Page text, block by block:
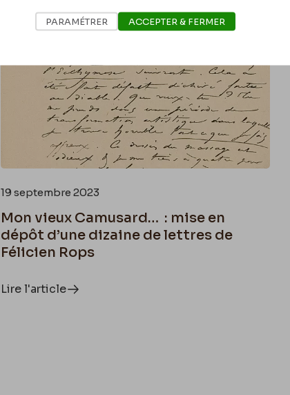
19 septembre 2023
Mon vieux Camusard… : mise en
dépôt d’une dizaine de lettres de
Félicien Rops
Lire l'article
PARAMÉTRER ACCEPTER & FERMER